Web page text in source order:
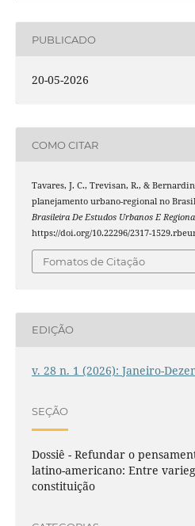
PUBLICADO
20-05-2026
COMO CITAR
Tavares, J. C., Trevisan, R., &
planejamento urbano-regional no
Brasileira De Estudos Urbanos E
https://doi.org/10.22296/2317-
Fomatos de Citação
EDIÇÃO
v. 28 n. 1 (2026): Janeiro-
SEÇÃO
Dossiê - Refundar o
latino-americano: Entre
constituição